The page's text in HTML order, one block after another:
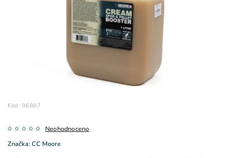
Kód: 96887
Neohodnoceno
Značka:CC Moore